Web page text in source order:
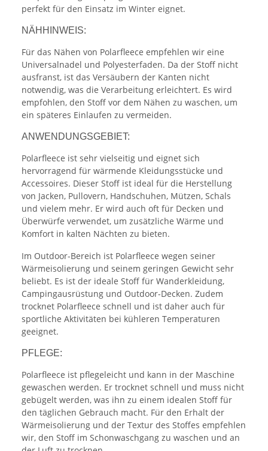
perfekt für den Einsatz im Winter eignet.
NÄHHINWEIS:
Für das Nähen von Polarfleece empfehlen wir eine
Universalnadel und Polyesterfaden. Da der Stoff nicht
ausfranst, ist das Versäubern der Kanten nicht
notwendig, was die Verarbeitung erleichtert. Es wird
empfohlen, den Stoff vor dem Nähen zu waschen, um
ein späteres Einlaufen zu vermeiden.
ANWENDUNGSGEBIET:
Polarfleece ist sehr vielseitig und eignet sich
hervorragend für wärmende Kleidungsstücke und
Accessoires. Dieser Stoff ist ideal für die Herstellung
von Jacken, Pullovern, Handschuhen, Mützen, Schals
und vielem mehr. Er wird auch oft für Decken und
Überwürfe verwendet, um zusätzliche Wärme und
Komfort in kalten Nächten zu bieten.
Im Outdoor-Bereich ist Polarfleece wegen seiner
Wärmeisolierung und seinem geringen Gewicht sehr
beliebt. Es ist der ideale Stoff für Wanderkleidung,
Campingausrüstung und Outdoor-Decken. Zudem
trocknet Polarfleece schnell und ist daher auch für
sportliche Aktivitäten bei kühleren Temperaturen
geeignet.
PFLEGE:
Polarfleece ist pflegeleicht und kann in der Maschine
gewaschen werden. Er trocknet schnell und muss nicht
gebügelt werden, was ihn zu einem idealen Stoff für
den täglichen Gebrauch macht. Für den Erhalt der
Wärmeisolierung und der Textur des Stoffes empfehlen
wir, den Stoff im Schonwaschgang zu waschen und an